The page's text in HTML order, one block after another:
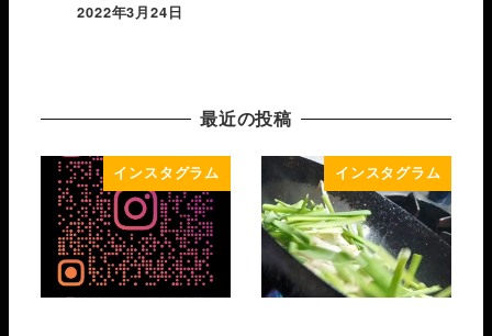
2022年3月24日
最近の投稿
インスタグラム インスタグラム